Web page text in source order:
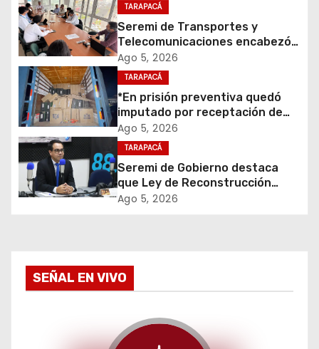
c
i
ó
n
d
e
e
r
TARAPACÁ
Seremi de Transportes y
Telecomunicaciones encabezó
primera mesa de coordinación
para el retiro de cables en
desuso en Iquique
Ago 5, 2026
TARAPACÁ
*En prisión preventiva quedó
imputado por receptación de
cigarrillos avaluados en $1.600
millones*
Ago 5, 2026
TARAPACÁ
Seremi de Gobierno destaca
que Ley de Reconstrucción
Nacional impulsará la inversión
Ago 5, 2026
SEÑAL EN VIVO